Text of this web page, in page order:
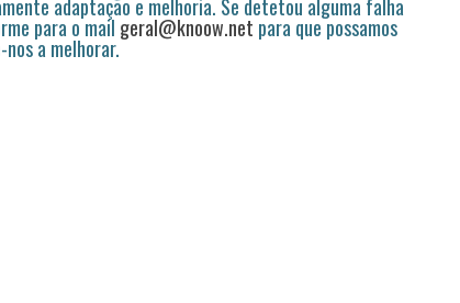
adaptação e melhoria. Se detetou alguma falha
para o mail geral@knoow.net para que possamos
a melhorar.